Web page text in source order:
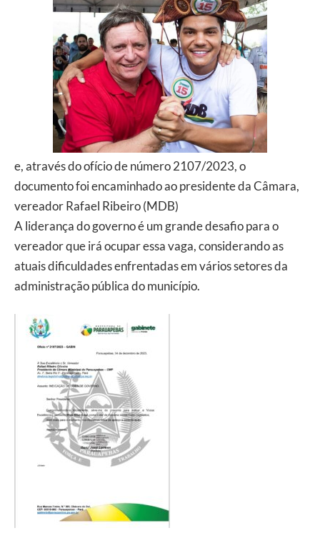
e, através do ofício de número 2107/2023, o
documento foi encaminhado ao presidente da Câmara,
vereador Rafael Ribeiro (MDB)
A liderança do governo é um grande desafio para o
vereador que irá ocupar essa vaga, considerando as
atuais dificuldades enfrentadas em vários setores da
administração pública do município.